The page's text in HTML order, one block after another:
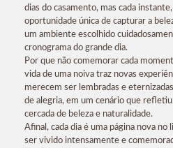
dias do casamento, mas cada
oportunidade única de capturar a
um ambiente escolhido
cronograma do grande dia.
Por que não comemorar cada
vida de uma noiva traz novas
merecem ser lembradas e
de alegria, em um cenário que
cercada de beleza e naturalidade.
Afinal, cada dia é uma página nova no
ser vivido intensamente e